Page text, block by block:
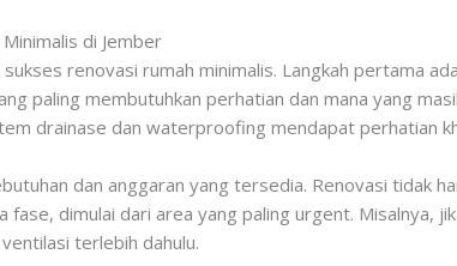
di Jember
renovasi rumah minimalis. Langkah pertama
paling membutuhkan perhatian dan mana yang
drainase dan waterproofing mendapat perhatian
dan anggaran yang tersedia. Renovasi tidak
dimulai dari area yang paling urgent. Misalnya,
terlebih dahulu.